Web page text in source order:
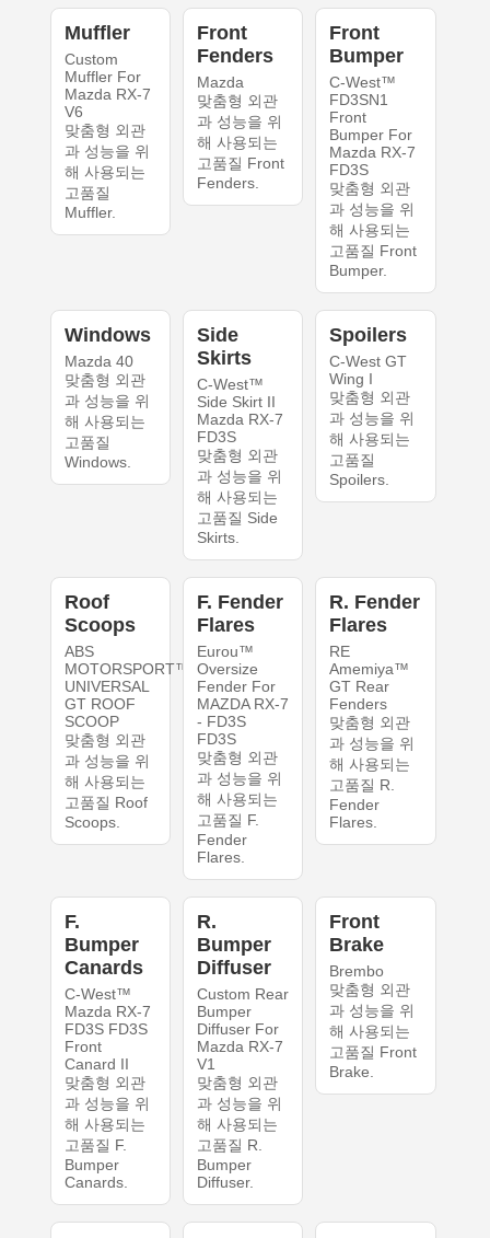
Muffler
Custom
Muffler For
Mazda RX-7
V6
맞춤형 외관
과 성능을 위
해 사용되는
고품질
Muffler.
Front
Fenders
Mazda
맞춤형 외관
과 성능을 위
해 사용되는
고품질 Front
Fenders.
Front
Bumper
C-West™
FD3SN1
Front
Bumper For
Mazda RX-7
FD3S
맞춤형 외관
과 성능을 위
해 사용되는
고품질 Front
Bumper.
Windows
Mazda 40
맞춤형 외관
과 성능을 위
해 사용되는
고품질
Windows.
Side
Skirts
C-West™
Side Skirt II
Mazda RX-7
FD3S
맞춤형 외관
과 성능을 위
해 사용되는
고품질 Side
Skirts.
Spoilers
C-West GT
Wing I
맞춤형 외관
과 성능을 위
해 사용되는
고품질
Spoilers.
Roof
Scoops
ABS
MOTORSPORT™
UNIVERSAL
GT ROOF
SCOOP
맞춤형 외관
과 성능을 위
해 사용되는
고품질 Roof
Scoops.
F. Fender
Flares
Eurou™
Oversize
Fender For
MAZDA RX-7
- FD3S
FD3S
맞춤형 외관
과 성능을 위
해 사용되는
고품질 F.
Fender
Flares.
R. Fender
Flares
RE
Amemiya™
GT Rear
Fenders
맞춤형 외관
과 성능을 위
해 사용되는
고품질 R.
Fender
Flares.
F.
Bumper
Canards
C-West™
Mazda RX-7
FD3S FD3S
Front
Canard II
맞춤형 외관
과 성능을 위
해 사용되는
고품질 F.
Bumper
Canards.
R.
Bumper
Diffuser
Custom Rear
Bumper
Diffuser For
Mazda RX-7
V1
맞춤형 외관
과 성능을 위
해 사용되는
고품질 R.
Bumper
Diffuser.
Front
Brake
Brembo
맞춤형 외관
과 성능을 위
해 사용되는
고품질 Front
Brake.